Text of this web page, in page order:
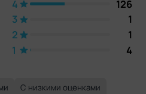
4
126
3
1
2
1
1
4
С низкими оценками